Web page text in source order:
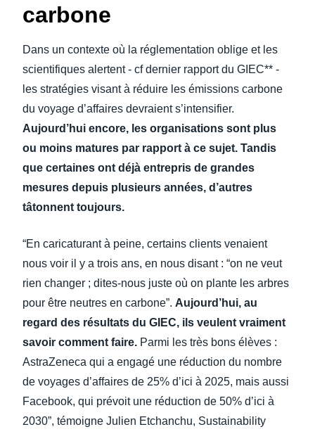
carbone
Dans un contexte où la réglementation oblige et les
scientifiques alertent - cf dernier rapport du GIEC** -
les stratégies visant à réduire les émissions carbone
du voyage d’affaires devraient s’intensifier.
Aujourd’hui encore, les organisations sont plus
ou moins matures par rapport à ce sujet. Tandis
que certaines ont déjà entrepris de grandes
mesures depuis plusieurs années, d’autres
tâtonnent toujours.
“En caricaturant à peine, certains clients venaient
nous voir il y a trois ans, en nous disant : “on ne veut
rien changer ; dites-nous juste où on plante les arbres
pour être neutres en carbone”. Aujourd’hui, au
regard des résultats du GIEC, ils veulent vraiment
savoir comment faire. Parmi les très bons élèves :
AstraZeneca qui a engagé une réduction du nombre
de voyages d’affaires de 25% d’ici à 2025, mais aussi
Facebook, qui prévoit une réduction de 50% d’ici à
2030”, témoigne Julien Etchanchu, Sustainability